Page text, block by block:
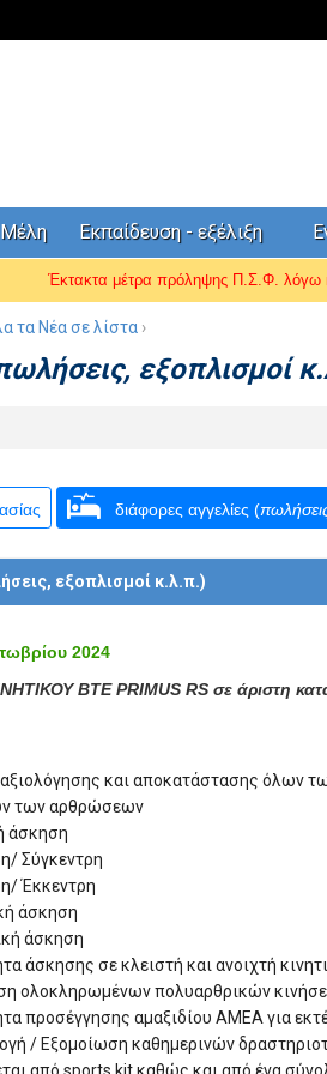
Μέλη Εκπαίδευση - εξέλιξη
Έκτακτα μέτρα πρόληψης Π.Σ.Φ.
τα Νέα σε λίστα ›
εξοπλισμοί
διάφορες αγγελίες (
εξοπλισμοί κ.λ.π.)
2024
BTE PRIMUS RS σε άριστη
και αποκατάστασης όλων
των αρθρώσεων
άσκηση
Σύγκεντρη
Έκκεντρη
άσκηση
άσκηση
άσκησης σε κλειστή και ανοιχτή
ολοκληρωμένων πολυαρθρικών
προσέγγησης αμαξιδίου ΑΜΕΑ για
/ Εξομοίωση καθημερινών